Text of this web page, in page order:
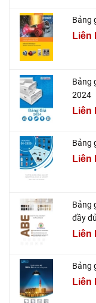
Bảng
Liên
Bảng
2024
Liên
Bảng
Liên
Bảng
đầy
Liên
Bảng
Liên